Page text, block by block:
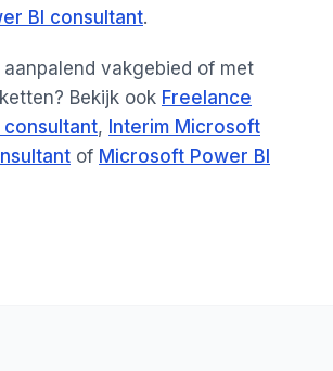
BI consultant.
vakgebied of met
Bekijk ook Freelance
, Interim Microsoft
of Microsoft Power BI